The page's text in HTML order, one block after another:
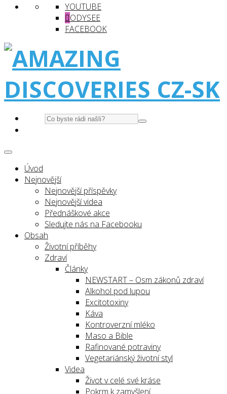
YOUTUBE
ODYSEE
FACEBOOK
Úvod
Nejnovější
Nejnovější příspěvky
Nejnovější videa
Přednáškové akce
Sledujte nás na Facebooku
Obsah
Životní příběhy
Zdraví
Články
NEWSTART – Osm zákonů zdraví
Alkohol pod lupou
Excitotoxiny
Káva
Kontroverzní mléko
Maso a Bible
Rafinované potraviny
Vegetariánský životní styl
Videa
Život v celé své kráse
Pokrm k zamyšlení